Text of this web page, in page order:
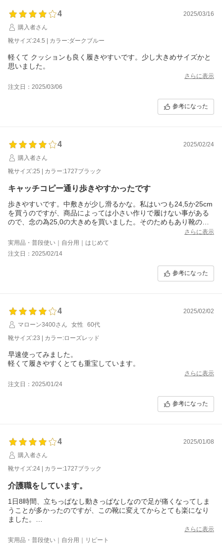
4
2025/03/16
購入者さん
靴サイズ:24.5 | カラー:ダークブルー
軽くて クッションも良く履きやすいです。少し大きめサイズかと
思いました。
さらに表示
注文日：2025/03/06
参考になった
4
2025/02/24
購入者さん
靴サイズ:25 | カラー:1727ブラック
キャッチコピー通り歩きやすかったです
歩きやすいです。中敷きが少し滑るかな。私はいつも24,5か25cm
を買うのですが、商品によっては小さい作りで履けない事がある
ので、念の為25,0の大きめを買いました。そのためもあり靴の中
に隙間ができて滑るのもあると思います。ぴったりサイズを買え
ば大丈夫だと思います。
さらに表示
実用品・普段使い｜自分用｜はじめて
注文日：2025/02/14
参考になった
4
2025/02/02
マローン3400さん
女性
60代
靴サイズ:23 | カラー:ローズレッド
早速使ってみました。
軽くて履きやすくとても重宝しています。
さらに表示
注文日：2025/01/24
参考になった
4
2025/01/08
購入者さん
靴サイズ:24 | カラー:1727ブラック
介護職をしています。
1日8時間、立ちっぱなし動きっぱなしなので足が痛くなってしま
うことが多かったのですが、この靴に変えてからとても楽になり
ました。
ヒモがほどけやすく別のヒモを買い足したので-1としましたが、
それ以外はとても満足です。
さらに表示
実用品・普段使い｜自分用｜リピート